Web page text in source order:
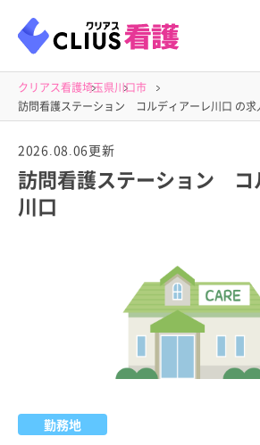
クリアス看護埼玉県川口市
訪問看護ステーション コルディアーレ川口 の求
2026.08.06更新
訪問看護ステーション コ
川口
勤務地